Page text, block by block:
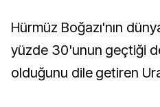
Hürmüz Boğazı'nın
yüzde 30'unun geçtiği
olduğunu dile getiren